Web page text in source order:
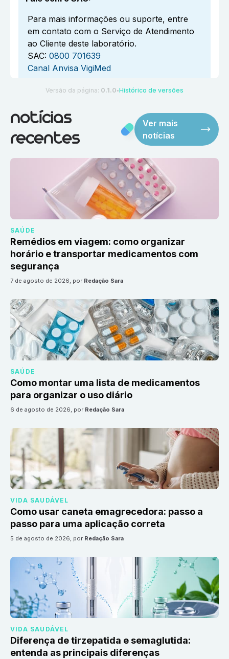
Para mais informações ou suporte, entre
em contato com o Serviço de Atendimento
ao Cliente deste laboratório.
SAC: 0800 701639
Canal Anvisa VigiMed
Versão da página: 0.1.0 ●Histórico de versões
notícias
recentes
Ver mais
notícias
SAÚDE
Remédios em viagem: como organizar
horário e transportar medicamentos com
segurança
7 de agosto de 2026, por Redação Sara
SAÚDE
Como montar uma lista de medicamentos
para organizar o uso diário
6 de agosto de 2026, por Redação Sara
VIDA SAUDÁVEL
Como usar caneta emagrecedora: passo a
passo para uma aplicação correta
5 de agosto de 2026, por Redação Sara
VIDA SAUDÁVEL
Diferença de tirzepatida e semaglutida:
entenda as principais diferenças